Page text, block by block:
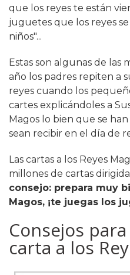
que los reyes te están
juguetes que los reyes
niños"...
Estas son algunas de las
año los padres repiten a
reyes cuando los
cartes explicándoles a
Magos lo bien que se
sean recibir en el día de
Las cartas a los Reyes
millones de cartas
consejo: prepara muy
Magos, ¡te juegas los
Consejos
carta a los